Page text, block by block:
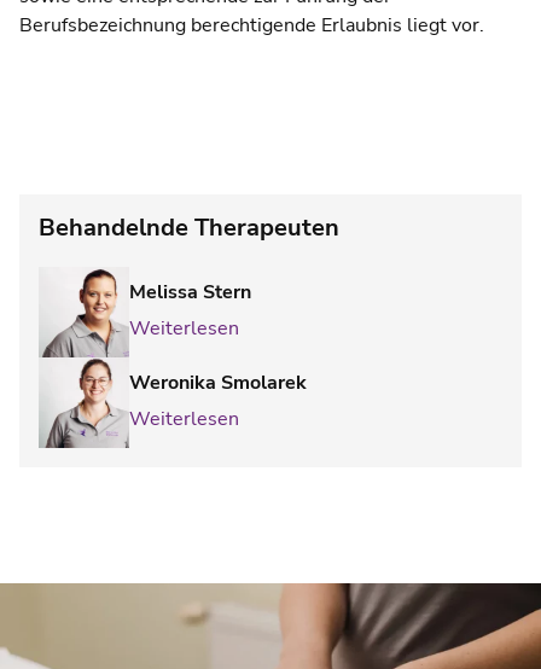
Berufsbezeichnung berechtigende Erlaubnis liegt vor.
Behandelnde Therapeuten
Melissa Stern
Weiterlesen
Weronika Smolarek
Weiterlesen